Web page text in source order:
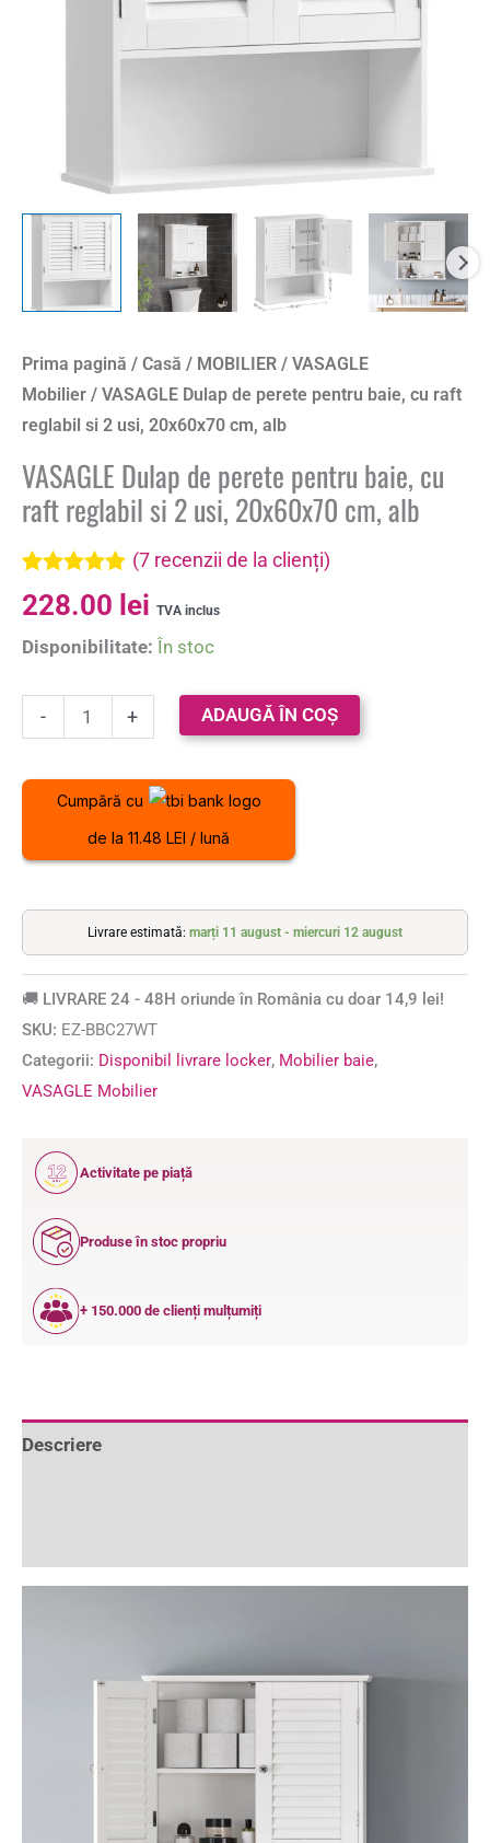
Prima pagină / Casă / MOBILIER / VASAGLE
Mobilier / VASAGLE Dulap de perete pentru baie, cu raft
reglabil si 2 usi, 20x60x70 cm, alb
VASAGLE Dulap de perete pentru baie, cu
raft reglabil si 2 usi, 20x60x70 cm, alb
Evaluat la
4.86din 5
7
evaluări de
(7 recenzii de la clienți)
228.00 lei TVA inclus
Disponibilitate: În stoc
-
alb
+ ADAUGĂ ÎN COȘ
Cumpără cu
de la 11.48 LEI / lună
Livrare estimată: marți 11 august - miercuri 12 august
🚚 LIVRARE 24 - 48H oriunde în România cu doar 14,9 lei!
SKU: EZ-BBC27WT
Categorii: Disponibil livrare locker, Mobilier baie,
VASAGLE Mobilier
12
ANI
Activitate pe piață
Produse în stoc propriu
+ 150.000 de clienți mulțumiți
Descriere